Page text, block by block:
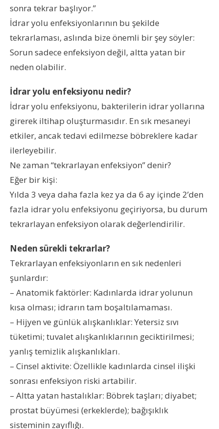
sonra tekrar başlıyor.”
İdrar yolu enfeksiyonlarının bu şekilde
tekrarlaması, aslında bize önemli bir şey söyler:
Sorun sadece enfeksiyon değil, altta yatan bir
neden olabilir.
İdrar yolu enfeksiyonu nedir?
İdrar yolu enfeksiyonu, bakterilerin idrar yollarına
girerek iltihap oluşturmasıdır. En sık mesaneyi
etkiler, ancak tedavi edilmezse böbreklere kadar
ilerleyebilir.
Ne zaman “tekrarlayan enfeksiyon” denir?
Eğer bir kişi:
Yılda 3 veya daha fazla kez ya da 6 ay içinde 2’den
fazla idrar yolu enfeksiyonu geçiriyorsa, bu durum
tekrarlayan enfeksiyon olarak değerlendirilir.
Neden sürekli tekrarlar?
Tekrarlayan enfeksiyonların en sık nedenleri
şunlardır:
– Anatomik faktörler: Kadınlarda idrar yolunun
kısa olması; idrarın tam boşaltılamaması.
– Hijyen ve günlük alışkanlıklar: Yetersiz sıvı
tüketimi; tuvalet alışkanlıklarının geciktirilmesi;
yanlış temizlik alışkanlıkları.
– Cinsel aktivite: Özellikle kadınlarda cinsel ilişki
sonrası enfeksiyon riski artabilir.
– Altta yatan hastalıklar: Böbrek taşları; diyabet;
prostat büyümesi (erkeklerde); bağışıklık
sisteminin zayıflığı.